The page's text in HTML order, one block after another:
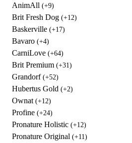
AnimAll (+9)
Brit Fresh Dog (+12)
Baskerville (+17)
Bavaro (+4)
CarniLove (+64)
Brit Premium (+31)
Grandorf (+52)
Hubertus Gold (+2)
Ownat (+12)
Profine (+24)
Pronature Holistic (+12)
Pronature Original (+11)